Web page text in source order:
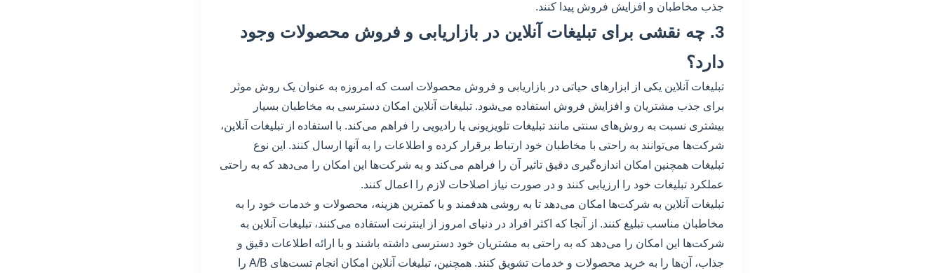
جذب مخاطبان و افزایش فروش پیدا کنند.
3. چه نقشی برای تبلیغات آنلاین در بازاریابی و فروش محصولات وجود
دارد؟
تبلیغات آنلاین یکی از ابزارهای حیاتی در بازاریابی و فروش محصولات است که امروزه به عنوان یک روش موثر
برای جذب مشتریان و افزایش فروش استفاده می‌شود. تبلیغات آنلاین امکان دسترسی به مخاطبان بسیار
بیشتری نسبت به روش‌های سنتی مانند تبلیغات تلویزیونی یا رادیویی را فراهم می‌کند. با استفاده از تبلیغات آنلاین،
شرکت‌ها می‌توانند به راحتی با مخاطبان خود ارتباط برقرار کرده و اطلاعات را به آنها ارسال کنند. این نوع
تبلیغات همچنین امکان اندازه‌گیری دقیق تاثیر آن را فراهم می‌کند و به شرکت‌ها این امکان را می‌دهد که به راحتی
عملکرد تبلیغات خود را ارزیابی کنند و در صورت نیاز اصلاحات لازم را اعمال کنند.
تبلیغات آنلاین به شرکت‌ها امکان می‌دهد تا به روشی هدفمند و با کمترین هزینه، محصولات و خدمات خود را به
مخاطبان مناسب تبلیغ کنند. از آنجا که اکثر افراد در دنیای امروز از اینترنت استفاده می‌کنند، تبلیغات آنلاین به
شرکت‌ها این امکان را می‌دهد که به راحتی به مشتریان خود دسترسی داشته باشند و با ارائه اطلاعات دقیق و
جذاب، آن‌ها را به خرید محصولات و خدمات تشویق کنند. همچنین، تبلیغات آنلاین امکان انجام تست‌های A/B را